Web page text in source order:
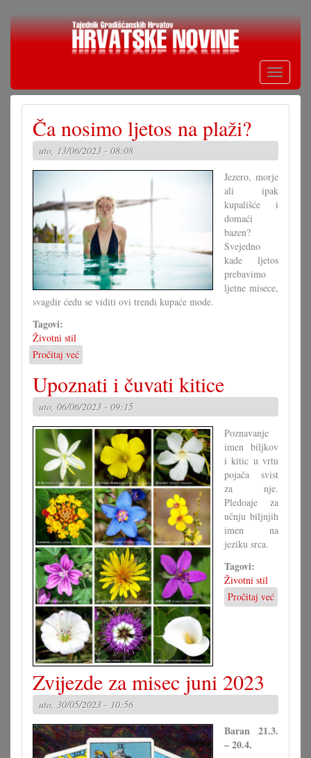
Skoči
Toggle
Ča nosimo ljetos na plaži?
uto, 13/06/2023 - 08:08
Jezero, morje
ali ipak
kupališće i
domaći
bazen?
Svejedno
kade ljetos
prebavimo
ljetne misece,
svagdir ćedu se viditi ovi trendi kupaće mode.
Tagovi:
Životni stil
Pročitaj već
Ča
nosimo
ljetos
na
plaži?
Upoznati i čuvati kitice
uto, 06/06/2023 - 09:15
Poznavanje
imen biljkov
i kitic u vrtu
pojača svist
za nje.
Pledoaje za
učnju biljnjih
imen na
jeziku srca.
Tagovi:
Životni stil
Pročitaj već
Upoznati
Zvijezde za misec juni 2023
uto, 30/05/2023 - 10:56
Baran 21.3.
– 20.4.